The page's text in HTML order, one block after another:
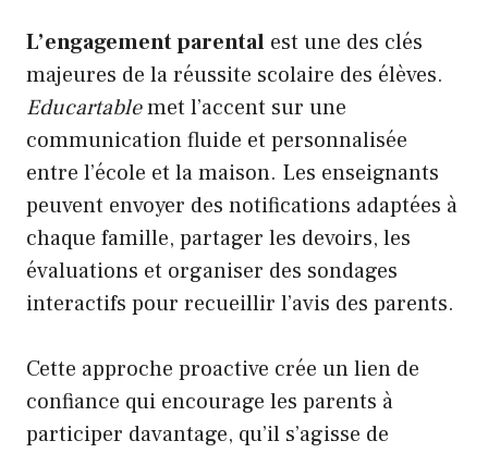
L’engagement parental est une des clés
majeures de la réussite scolaire des élèves.
Educartablemet l’accent sur une
communication fluide et personnalisée
entre l’école et la maison. Les enseignants
peuvent envoyer des notifications adaptées à
chaque famille, partager les devoirs, les
évaluations et organiser des sondages
interactifs pour recueillir l’avis des parents.
Cette approche proactive crée un lien de
confiance qui encourage les parents à
participer davantage, qu’il s’agisse de